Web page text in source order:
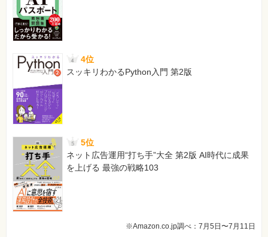
Fe＋O_2→2FeO
酸化鉄（赤さび）
備考：
「_2」は下付きの「2」
188ページ 右段の図、上から3つ目の「分解燃焼」イラスト
の中の文字
[誤]
木炭／石炭
[正]
236ページ 本文最終行（コンマ位置）
[誤]
20,00ℓです。
[正]
2,000ℓです。
4位
スッキリわかるPython入門 第2版
5位
ネット広告運用“打ち手”大全 第2版 AI時代に成果
を上げる 最強の戦略103
※Amazon.co.jp調べ：7月5日〜7月11日